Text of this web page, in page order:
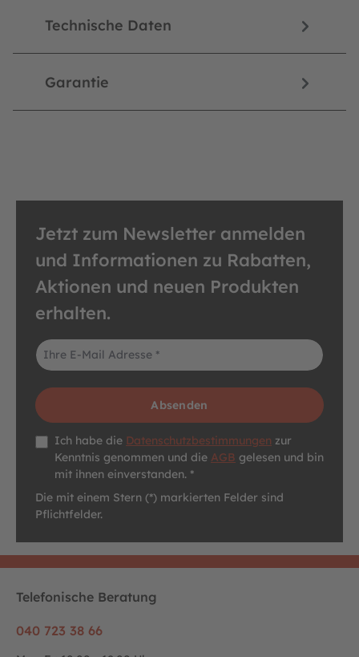
Technische Daten
Garantie
Jetzt zum Newsletter anmelden
und Informationen zu Rabatten,
Aktionen und neuen Produkten
erhalten.
E-Mail-Adresse*
Absenden
Datenschutz *
Ich habe die Datenschutzbestimmungen zur
Kenntnis genommen und die AGB gelesen und bin
mit ihnen einverstanden. *
Die mit einem Stern (*) markierten Felder sind
Pflichtfelder.
Telefonische Beratung
040 723 38 66